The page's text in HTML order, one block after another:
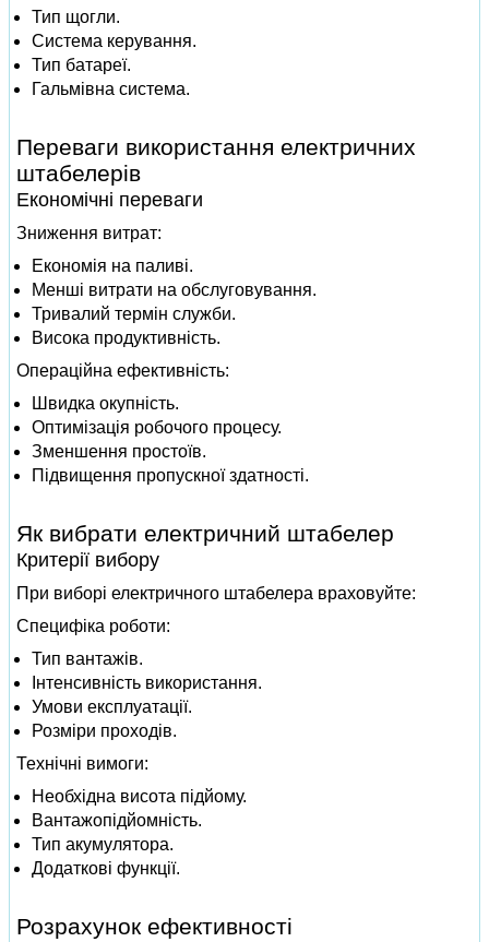
Тип щогли.
Система керування.
Тип батареї.
Гальмівна система.
Переваги використання електричних
штабелерів
Економічні переваги
Зниження витрат:
Економія на паливі.
Менші витрати на обслуговування.
Тривалий термін служби.
Висока продуктивність.
Операційна ефективність:
Швидка окупність.
Оптимізація робочого процесу.
Зменшення простоїв.
Підвищення пропускної здатності.
Як вибрати електричний штабелер
Критерії вибору
При виборі електричного штабелера враховуйте:
Специфіка роботи:
Тип вантажів.
Інтенсивність використання.
Умови експлуатації.
Розміри проходів.
Технічні вимоги:
Необхідна висота підйому.
Вантажопідйомність.
Тип акумулятора.
Додаткові функції.
Розрахунок ефективності